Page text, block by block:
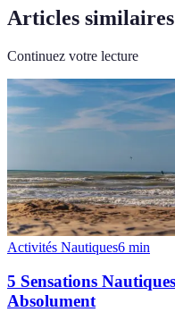
Articles similaires
Continuez votre lecture
Activités Nautiques6 min
5 Sensations
Absolument